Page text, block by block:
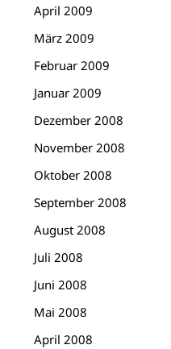
April 2009
März 2009
Februar 2009
Januar 2009
Dezember 2008
November 2008
Oktober 2008
September 2008
August 2008
Juli 2008
Juni 2008
Mai 2008
April 2008